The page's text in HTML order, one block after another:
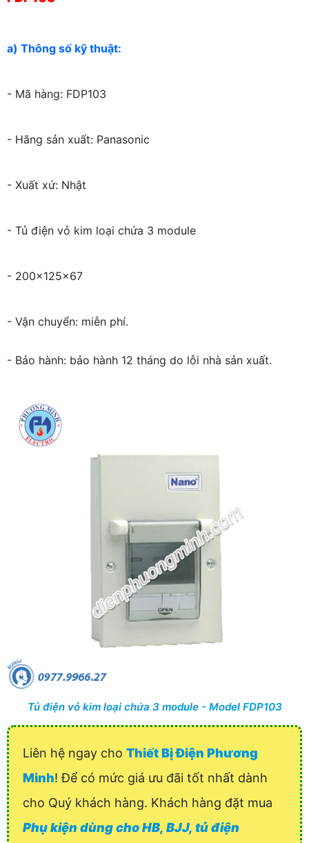
a) Thông số kỹ thuật:
- Mã hàng: FDP103
- Hãng sản xuất: Panasonic
- Xuất xứ: Nhật
- Tủ điện vỏ kim loại chứa 3 module
- 200x125x67
- Vận chuyển: miễn phí.
- Bảo hành: bảo hành 12 tháng do lỗi nhà sản xuất.
Tủ điện vỏ kim loại chứa 3 module - Model FDP103
Liên hệ ngay cho Thiết Bị Điện Phương
Minh! Để có mức giá ưu đãi tốt nhất dành
cho Quý khách hàng. Khách hàng đặt mua
Phụ kiện dùng cho HB, BJJ, tủ điện